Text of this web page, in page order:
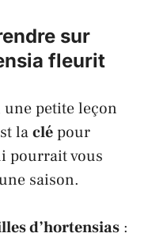
sur
fleurit
une petite leçon
laclépour
pourrait vous
saison.
d’hortensias :